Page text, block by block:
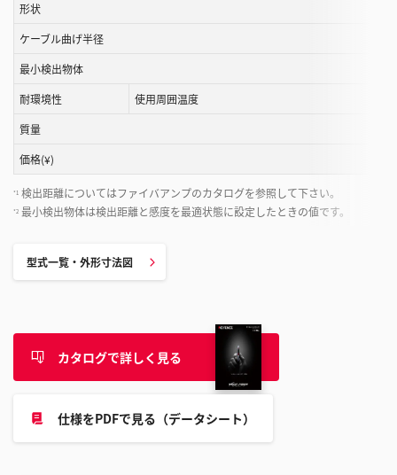
形状
ケーブル曲げ半径
最小検出物体
耐環境性
使用周囲温度
質量
価格(¥)
*1 検出距離についてはファイバアンプのカタログを参照して下さい。
*2 最小検出物体は検出距離と感度を最適状態に設定したときの値です。
型式一覧・外形寸法図
カタログで詳しく見る
仕様をPDFで見る（データシート）